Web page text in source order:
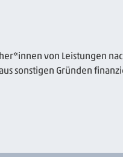
von Leistungen
sonstigen Gründen